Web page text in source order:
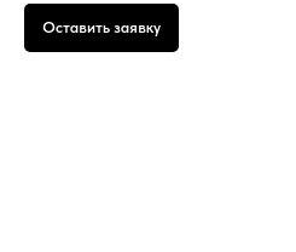
Оставить заявку